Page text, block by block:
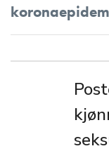
post: